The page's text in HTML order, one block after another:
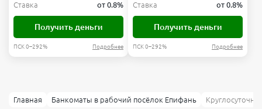
Ставка
от 0.8%
Получить деньги
ПСК 0–292% Подробнее
Ставка
от 0.8%
Получить деньги
ПСК 0–292% Подробнее
Главная Банкоматы в рабочий посёлок Епифань